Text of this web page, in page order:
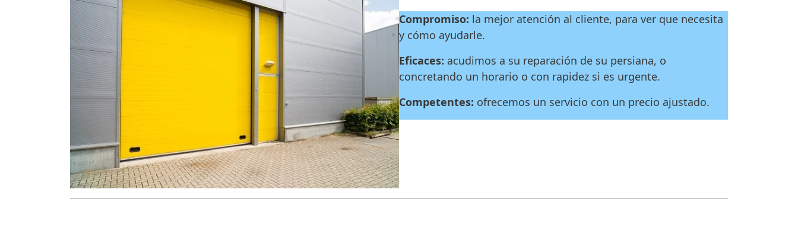
Compromiso: la mejor atención al cliente, para ver que necesita
y cómo ayudarle.
Eficaces: acudimos a su reparación de su persiana, o
concretando un horario o con rapidez si es urgente.
Competentes: ofrecemos un servicio con un precio ajustado.